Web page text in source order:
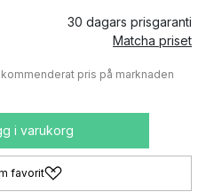
30 dagars prisgaranti
Matcha priset
pris på marknaden
i varukorg
favorit